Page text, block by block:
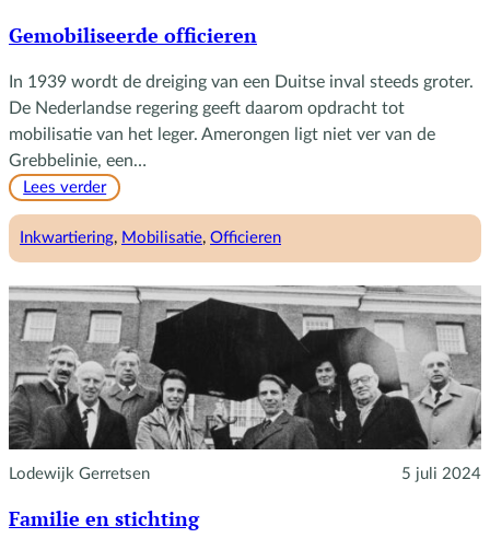
Gemobiliseerde officieren
In 1939 wordt de dreiging van een Duitse inval steeds groter.
De Nederlandse regering geeft daarom opdracht tot
mobilisatie van het leger. Amerongen ligt niet ver van de
Grebbelinie, een…
Lees verder:
officieren
Inkwartiering, Mobilisatie, Officieren
Lodewijk Gerretsen 5 juli 2024
Familie en stichting